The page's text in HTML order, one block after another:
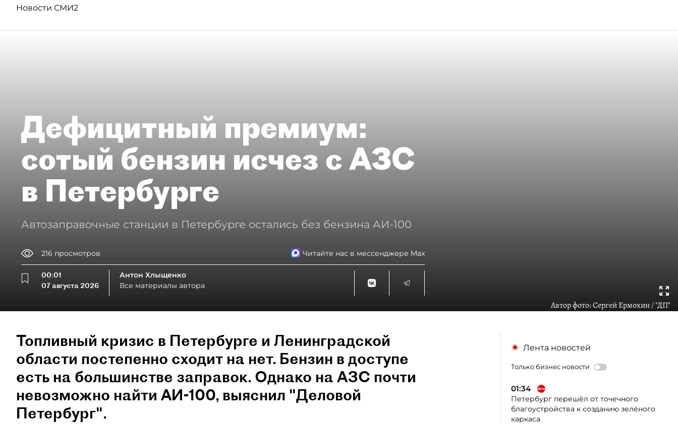
Новости СМИ2
Дефицитный премиум:
сотый бензин исчез с АЗС
в Петербурге
Автозаправочные станции в Петербурге остались без бензина АИ-100
216 просмотров Читайте нас в мессенджере Max
00:01
07 августа 2026
Антон Хлыщенко
Все материалы автора
Автор фото:Сергей Ермохин / "ДП"
Топливный кризис в Петербурге и Ленинградской
области постепенно сходит на нет. Бензин в доступе
есть на большинстве заправок. Однако на АЗС почти
невозможно найти АИ-100, выяснил "Деловой
Петербург".
Лента новостей
Только бизнес новости
01:34
Петербург перешёл от точечного
благоустройства к созданию зелёного
каркаса